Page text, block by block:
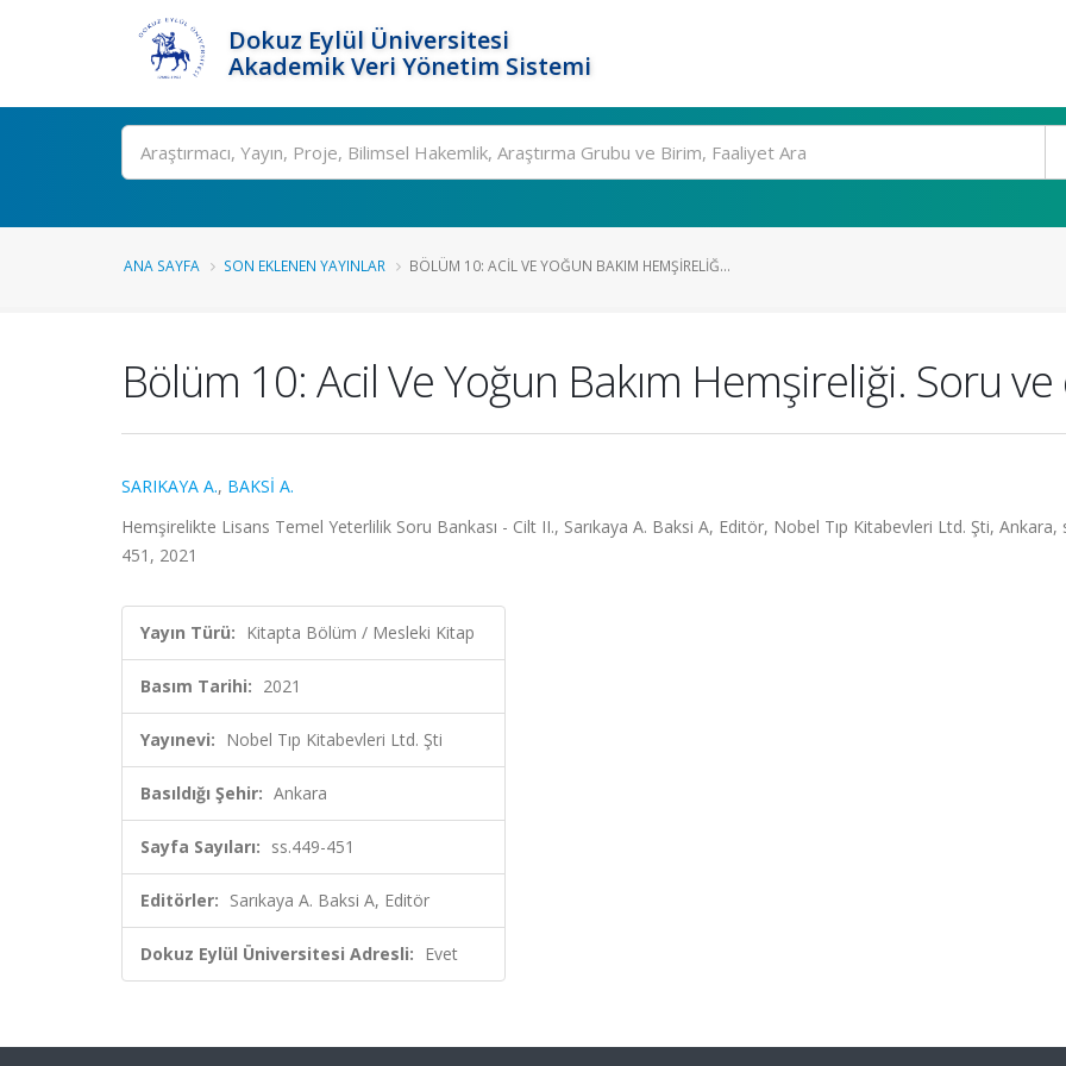
Dokuz Eylül Üniversitesi
Akademik Veri Yönetim Sistemi
Ara
ANA SAYFA SON EKLENEN YAYINLAR BÖLÜM 10: ACIL VE YOĞUN BAKIM HEMŞIRELIĞ...
Bölüm 10: Acil Ve Yoğun Bakım Hemşireliği. Soru
SARIKAYA A., BAKSİ A.
Hemşirelikte Lisans Temel Yeterlilik Soru Bankası - Cilt II., Sarıkaya A. Baksi A, Editör, Nobel Tıp Kitabevleri Ltd. Şti, Ankara,
451, 2021
Yayın Türü: Kitapta Bölüm / Mesleki Kitap
Basım Tarihi: 2021
Yayınevi: Nobel Tıp Kitabevleri Ltd. Şti
Basıldığı Şehir: Ankara
Sayfa Sayıları: ss.449-451
Editörler: Sarıkaya A. Baksi A, Editör
Dokuz Eylül Üniversitesi Adresli: Evet